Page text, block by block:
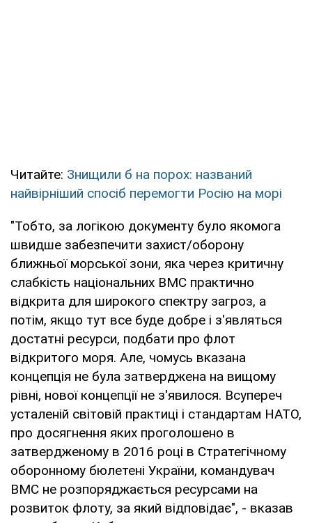
Читайте: Знищили б на порох: названий
найвірніший спосіб перемогти Росію на морі
"Тобто, за логікою документу було якомога
швидше забезпечити захист/оборону
ближньої морської зони, яка через критичну
слабкість національних ВМС практично
відкрита для широкого спектру загроз, а
потім, якщо тут все буде добре і з'являться
достатні ресурси, подбати про флот
відкритого моря. Але, чомусь вказана
концепція не була затверджена на вищому
рівні, нової концепції не з'явилося. Всупереч
усталеній світовій практиці і стандартам НАТО,
про досягнення яких проголошено в
затвердженому в 2016 році в Стратегічному
оборонному бюлетені України, командувач
ВМС не розпоряджається ресурсами на
розвиток флоту, за який відповідає", - вказав